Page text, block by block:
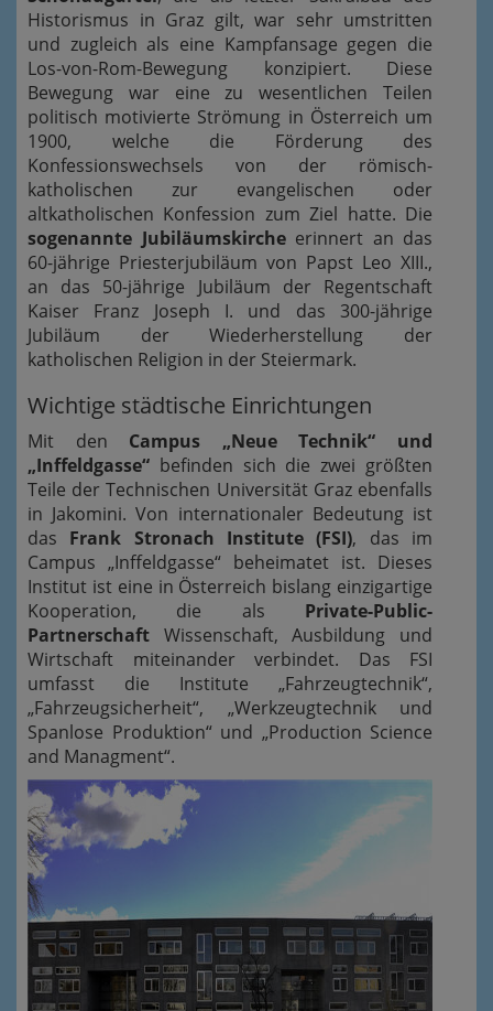
Historismus in Graz gilt, war sehr umstritten
und zugleich als eine Kampfansage gegen die
Los-von-Rom-Bewegung konzipiert. Diese
Bewegung war eine zu wesentlichen Teilen
politisch motivierte Strömung in Österreich um
1900, welche die Förderung des
Konfessionswechsels von der römisch-
katholischen zur evangelischen oder
altkatholischen Konfession zum Ziel hatte. Die
sogenannte Jubiläumskircheerinnert an das
60-jährige Priesterjubiläum von Papst Leo XIII.,
an das 50-jährige Jubiläum der Regentschaft
Kaiser Franz Joseph I. und das 300-jährige
Jubiläum der Wiederherstellung der
katholischen Religion in der Steiermark.
Wichtige städtische Einrichtungen
Mit den Campus „Neue Technik“ und
„Inffeldgasse“ befinden sich die zwei größten
Teile der Technischen Universität Graz ebenfalls
in Jakomini. Von internationaler Bedeutung ist
das Frank Stronach Institute (FSI), das im
Campus „Inffeldgasse“ beheimatet ist. Dieses
Institut ist eine in Österreich bislang einzigartige
Kooperation, die als Private-Public-
Partnerschaft Wissenschaft, Ausbildung und
Wirtschaft miteinander verbindet. Das FSI
umfasst die Institute „Fahrzeugtechnik“,
„Fahrzeugsicherheit“, „Werkzeugtechnik und
Spanlose Produktion“ und „Production Science
and Managment“.